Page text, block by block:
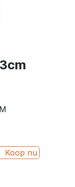
Koop nu